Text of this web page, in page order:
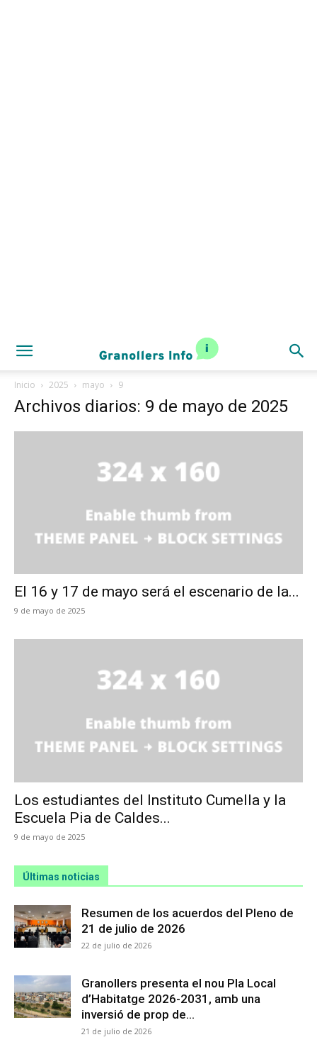
Inicio 2025 mayo 9
Archivos diarios: 9 de mayo de 2025
El 16 y 17 de mayo será el escenario de la...
9 de mayo de 2025
Los estudiantes del Instituto Cumella y la
Escuela Pia de Caldes...
9 de mayo de 2025
Últimas noticias
Resumen de los acuerdos del Pleno de
21 de julio de 2026
22 de julio de 2026
Granollers presenta el nou Pla Local
d’Habitatge 2026-2031, amb una
inversió de prop de...
21 de julio de 2026